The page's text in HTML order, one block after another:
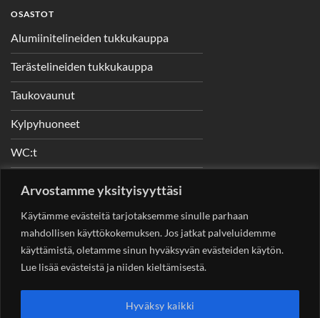
Arvostamme yksityisyyttäsi
Käytämme evästeitä tarjotaksemme sinulle parhaan
mahdollisen käyttökokemuksen. Jos jatkat palveluidemme
käyttämistä, oletamme sinun hyväksyvän evästeiden käytön.
Lue lisää evästeistä ja niiden kieltämisestä.
Hyväksy kaikki
OSASTOT
Alumiinitelineiden tukkukauppa
Terästelineiden tukkukauppa
Taukovaunut
Kylpyhuoneet
WC:t
YHTEYSTIEDOT
Helsingin Rakennuskonevuokraus OySotungintie 449,
00890 Helsinki 0400 99 53 63